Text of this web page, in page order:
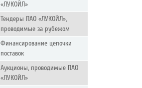
«ЛУКОЙЛ»
Тендеры ПАО «ЛУКОЙЛ»,
проводимые за рубежом
Финансирование цепочки
поставок
Аукционы, проводимые ПАО
«ЛУКОЙЛ»